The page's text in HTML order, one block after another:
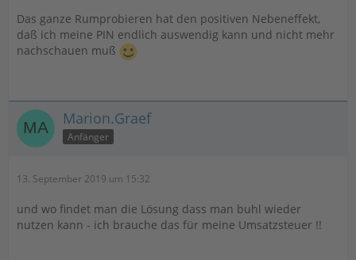
Das ganze Rumprobieren hat den positiven Nebeneffekt,
daß ich meine PIN endlich auswendig kann und nicht mehr
nachschauen muß
Marion.Graef
Anfänger
13. September 2019 um 15:32
und wo findet man die Lösung dass man buhl wieder
nutzen kann - ich brauche das für meine Umsatzsteuer !!